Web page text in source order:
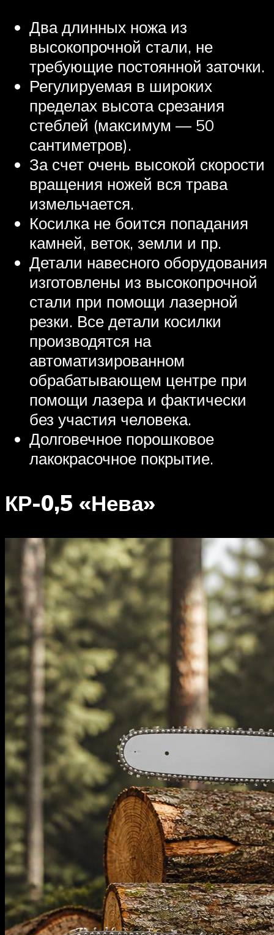
Два длинных ножа из
высокопрочной стали, не
требующие постоянной заточки.
Регулируемая в широких
пределах высота срезания
стеблей (максимум — 50
сантиметров).
За счет очень высокой скорости
вращения ножей вся трава
измельчается.
Косилка не боится попадания
камней, веток, земли и пр.
Детали навесного оборудования
изготовлены из высокопрочной
стали при помощи лазерной
резки. Все детали косилки
производятся на
автоматизированном
обрабатывающем центре при
помощи лазера и фактически
без участия человека.
Долговечное порошковое
лакокрасочное покрытие.
КР-0,5 «Нева»